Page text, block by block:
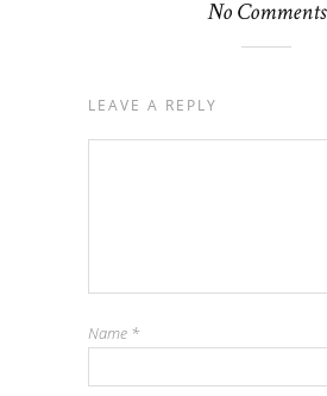
No Comments
LEAVE A REPLY
Name *